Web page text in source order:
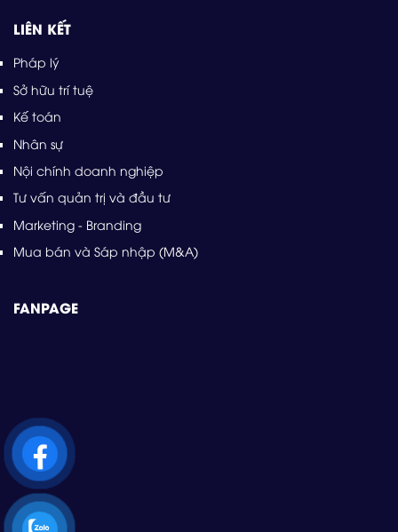
LIÊN KẾT
Pháp lý
Sở hữu trí tuệ
Kế toán
Nhân sự
Nội chính doanh nghiệp
Tư vấn quản trị và đầu tư
Marketing - Branding
Mua bán và Sáp nhập (M&A)
FANPAGE